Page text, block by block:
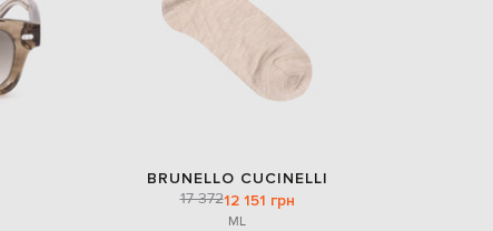
BRUNELLO CUCINELLI
17 37212 151 грн
ML